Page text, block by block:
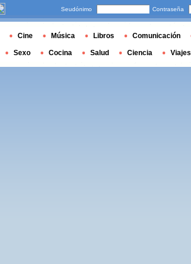
Seudónimo Contraseña
Cine Música Libros Comunicación
Sexo Cocina Salud Ciencia Viajes